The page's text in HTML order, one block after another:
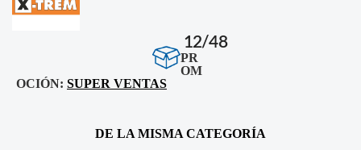
12/48
PR
OM
OCIÓN: SUPER VENTAS
DE LA MISMA CATEGORÍA